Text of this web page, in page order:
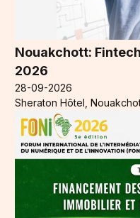
Nouakchott:
2026
28-09-2026
Sheraton Hôtel,